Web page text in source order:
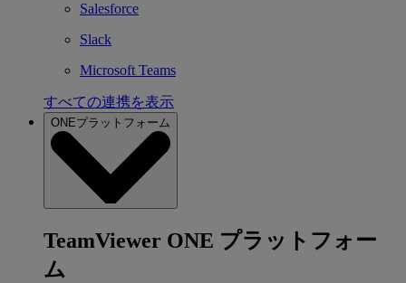
Salesforce
Slack
Microsoft Teams
すべての連携を表示
ONEプラットフォーム
TeamViewer ONE プラットフォー
ム